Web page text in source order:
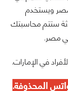
مصر ويستخدم
ستتم محاسبتك
في الإمارات.
المحذوفة.